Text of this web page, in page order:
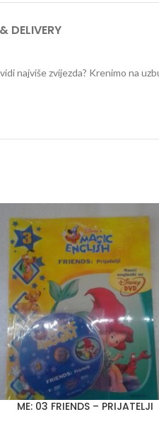
DELIVERY
najviše zvijezda? Krenimo na
ME: 03 FRIENDS – PRIJATELJI